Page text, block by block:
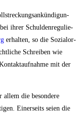
bei ihrer Schul­den­re­gu­lie­
erhal­ten, so die Sozi­al­or­
Schrei­ben wie
mit der
allem die beson­de­re
Einer­seits sei­en die